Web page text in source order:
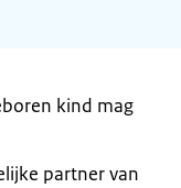
kind mag
partner van